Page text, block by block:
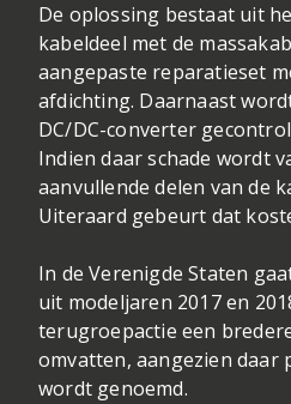
De oplossing bestaat uit
kabeldeel met de
aangepaste reparatieset
afdichting. Daarnaast
DC/DC-converter
Indien daar schade wordt
aanvullende delen van de
Uiteraard gebeurt dat
In de Verenigde Staten
uit modeljaren 2017 en
terugroepactie een
omvatten, aangezien daar
wordt genoemd.